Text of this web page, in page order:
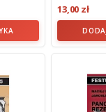
13,00 zł